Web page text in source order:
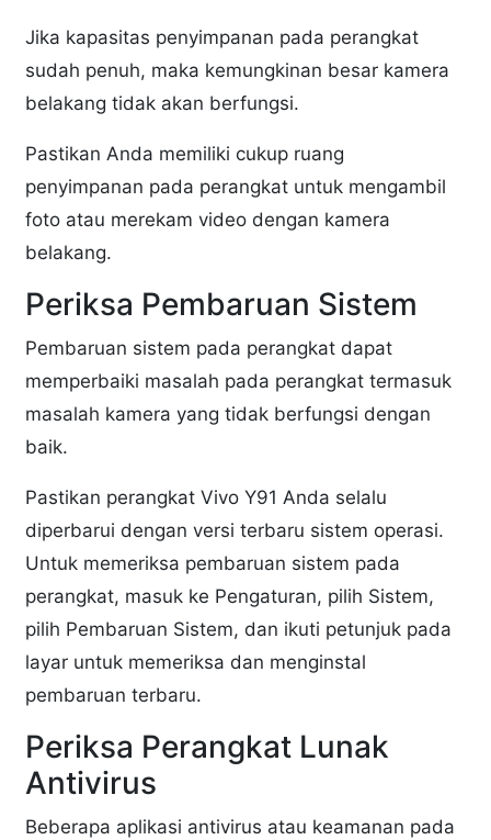
Jika kapasitas penyimpanan pada perangkat
sudah penuh, maka kemungkinan besar kamera
belakang tidak akan berfungsi.
Pastikan Anda memiliki cukup ruang
penyimpanan pada perangkat untuk mengambil
foto atau merekam video dengan kamera
belakang.
Periksa Pembaruan Sistem
Pembaruan sistem pada perangkat dapat
memperbaiki masalah pada perangkat termasuk
masalah kamera yang tidak berfungsi dengan
baik.
Pastikan perangkat Vivo Y91 Anda selalu
diperbarui dengan versi terbaru sistem operasi.
Untuk memeriksa pembaruan sistem pada
perangkat, masuk ke Pengaturan, pilih Sistem,
pilih Pembaruan Sistem, dan ikuti petunjuk pada
layar untuk memeriksa dan menginstal
pembaruan terbaru.
Periksa Perangkat Lunak
Antivirus
Beberapa aplikasi antivirus atau keamanan pada